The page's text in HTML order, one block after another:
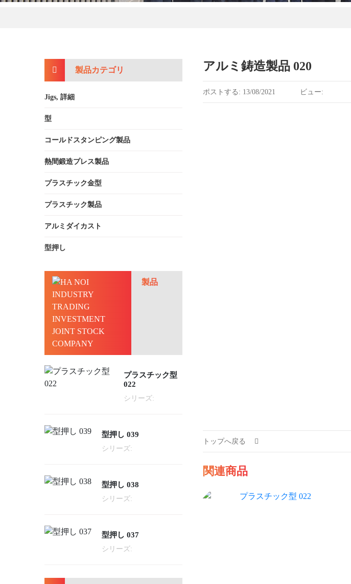
製品カテゴリ
Jigs, 詳細
型
コールドスタンピング製品
熱間鍛造プレス製品
プラスチック金型
プラスチック製品
アルミダイカスト
型押し
製品
プラスチック型
022
シリーズ:
型押し 039
シリーズ:
型押し 038
シリーズ:
型押し 037
シリーズ:
アルミ鋳造製品 020
ポストする: 13/08/2021 ビュー:
トップへ戻る
関連商品